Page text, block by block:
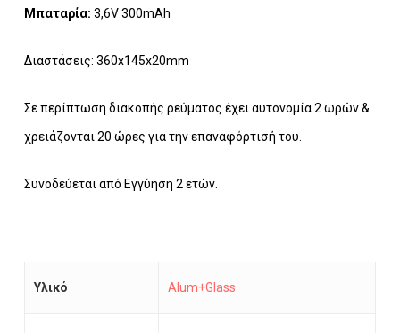
Μπαταρία: 3,6V 300mAh
Διαστάσεις: 360x145x20mm
Σε περίπτωση διακοπής ρεύματος έχει αυτονομία 2 ωρών &
χρειάζονται 20 ώρες για την επαναφόρτισή του.
Συνοδεύεται από Εγγύηση 2 ετών.
Υλικό Alum+Glass